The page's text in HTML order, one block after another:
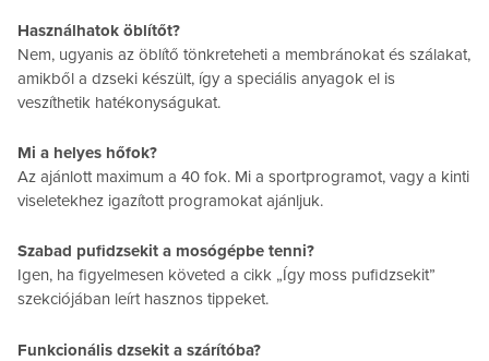
Használhatok öblítőt?
Nem, ugyanis az öblítő tönkreteheti a membránokat és szálakat,
amikből a dzseki készült, így a speciális anyagok el is
veszíthetik hatékonyságukat.
Mi a helyes hőfok?
Az ajánlott maximum a 40 fok. Mi a sportprogramot, vagy a kinti
viseletekhez igazított programokat ajánljuk.
Szabad pufidzsekit a mosógépbe tenni?
Igen, ha figyelmesen követed a cikk „Így moss pufidzsekit”
szekciójában leírt hasznos tippeket.
Funkcionális dzsekit a szárítóba?